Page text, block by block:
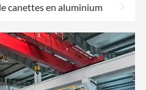
canettes en aluminium >